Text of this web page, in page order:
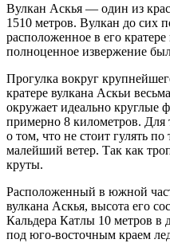
Вулкан Аскья — один из
1510 метров. Вулкан до сих
расположенное в его
полноценное извержение
Прогулка вокруг
кратере вулкана Аскьи
окружает идеально круглые
примерно 8 километров. Для
о том, что не стоит гулять
малейший ветер. Так как
круты.
Расположенный в южной
вулкана Аскья, высота его
Кальдера Катлы 10 метров в
под юго-восточным краем